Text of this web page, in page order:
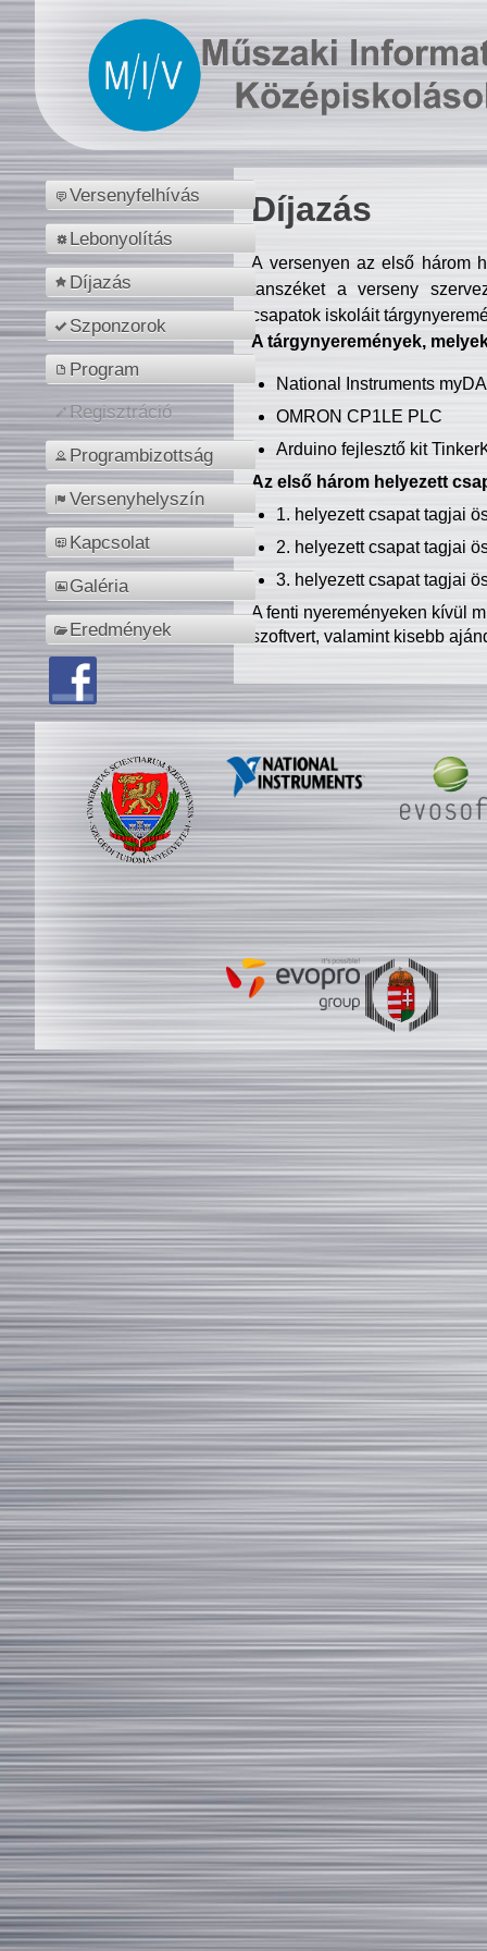
Versenyfelhívás
Lebonyolítás
Díjazás
Szponzorok
Program
Regisztráció
Programbizottság
Versenyhelyszín
Kapcsolat
Galéria
Eredmények
Díjazás
A versenyen az első három
tanszéket a verseny
csapatok iskoláit
A tárgynyeremények,
National Instruments
OMRON CP1LE PLC
Arduino fejlesztő kit
Az első három helyezett
1. helyezett csapat tagjai
2. helyezett csapat tagjai
3. helyezett csapat tagjai
A fenti nyereményeken kívül
szoftvert, valamint kisebb